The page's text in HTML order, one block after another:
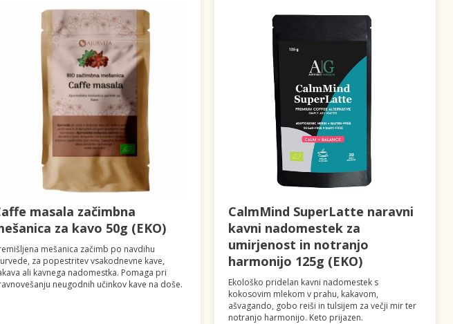
masala začimbna
za kavo 50g (EKO)
mešanica začimb po navdihu
za popestritev vsakodnevne kave,
ali kavnega nadomestka. Pomaga pri
neugodnih učinkov kave na doše.
CalmMind SuperLatte naravni
kavni nadomestek za
umirjenost in notranjo
harmonijo 125g (EKO)
Ekološko pridelan kavni nadomestek s
kokosovim mlekom v prahu, kakavom,
ašvagando, gobo reiši in tulsijem za večji mir ter
notranjo harmonijo. Keto prijazen.